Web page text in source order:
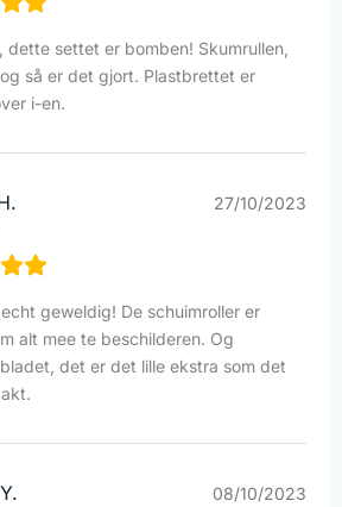
settet er bomben! Skumrullen,
så er det gjort. Plastbrettet er
i-en.
27/10/2023
geweldig! De schuimroller er
alt mee te beschilderen. Og
det er det lille ekstra som det
08/10/2023